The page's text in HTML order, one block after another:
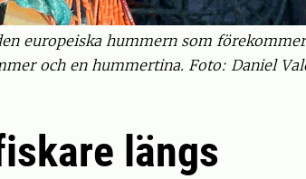
europeiska hummern som
och en hummertina. Foto: Daniel
längs